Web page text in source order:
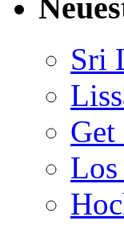
Sri
Los